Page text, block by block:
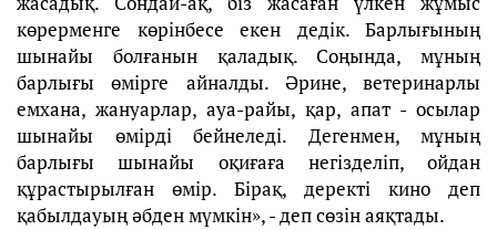
көрерменге көрінбесе екен дедік. Барлығының
шынайы болғанын қаладық. Соңында, мұның
барлығы өмірге айналды. Әрине, ветеринарлы
емхана, жануарлар, ауа-райы, қар, апат - осылар
шынайы өмірді бейнеледі. Дегенмен, мұның
барлығы шынайы оқиғаға негізделіп, ойдан
құрастырылған өмір. Бірақ, деректі кино деп
қабылдауың әбден мүмкін», - деп сөзін аяқтады.